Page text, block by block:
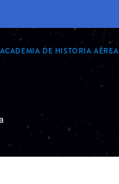
ACADEMIA DE HISTORIA AÉREA